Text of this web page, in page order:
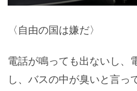
〈自由の国は嫌だ〉
電話が鳴っても出ないし、
し、バスの中が臭いと言っ